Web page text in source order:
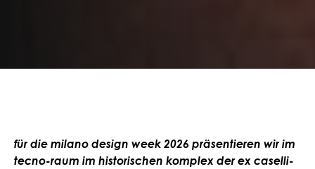
für die milano design week 2026 präsentieren wir im
tecno-raum im historischen komplex der ex caselli-